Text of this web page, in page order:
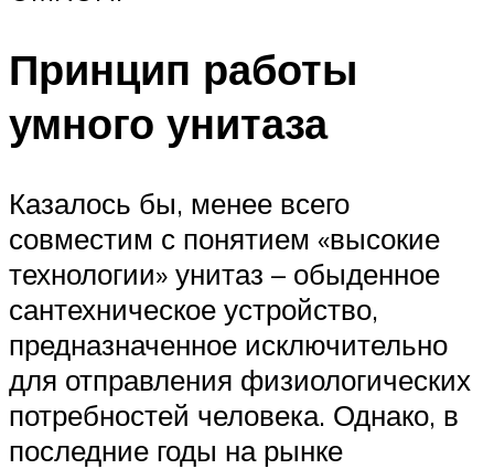
Принцип работы
умного унитаза
Казалось бы, менее всего
совместим с понятием «высокие
технологии» унитаз – обыденное
сантехническое устройство,
предназначенное исключительно
для отправления физиологических
потребностей человека. Однако, в
последние годы на рынке